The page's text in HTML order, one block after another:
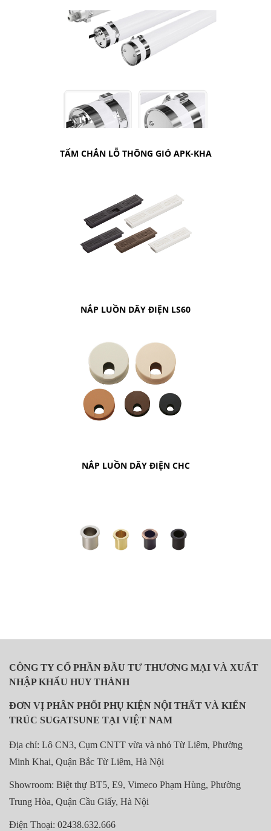
TẤM CHẮN LỖ THÔNG GIÓ APK-KHA
NẮP LUỒN DÂY ĐIỆN LS60
NẮP LUỒN DÂY ĐIỆN CHC
CÔNG TY CỔ PHẦN ĐẦU TƯ THƯƠNG MẠI VÀ XUẤT
NHẬP KHẨU HUY THÀNH
ĐƠN VỊ PHÂN PHỐI PHỤ KIỆN NỘI THẤT VÀ KIẾN
TRÚC SUGATSUNE TẠI VIỆT NAM
Địa chỉ: Lô CN3, Cụm CNTT vừa và nhỏ Từ Liêm, Phường
Minh Khai, Quận Bắc Từ Liêm, Hà Nội
Showroom: Biệt thự BT5, E9, Vimeco Phạm Hùng, Phường
Trung Hòa, Quận Cầu Giấy, Hà Nội
Điện Thoại: 02438.632.666